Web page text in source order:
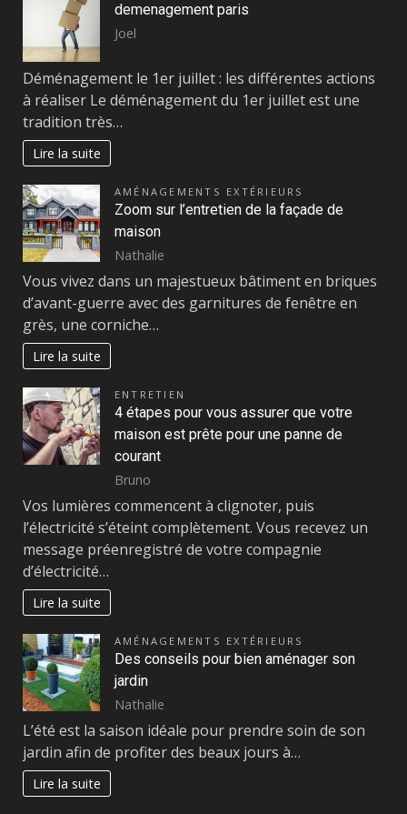
demenagement paris
Joel
Déménagement le 1er juillet : les différentes actions
à réaliser Le déménagement du 1er juillet est une
tradition très…
Lire la suite
AMÉNAGEMENTS EXTÉRIEURS
Zoom sur l’entretien de la façade de
maison
Nathalie
Vous vivez dans un majestueux bâtiment en briques
d’avant-guerre avec des garnitures de fenêtre en
grès, une corniche…
Lire la suite
ENTRETIEN
4 étapes pour vous assurer que votre
maison est prête pour une panne de
courant
Bruno
Vos lumières commencent à clignoter, puis
l’électricité s’éteint complètement. Vous recevez un
message préenregistré de votre compagnie
d’électricité…
Lire la suite
AMÉNAGEMENTS EXTÉRIEURS
Des conseils pour bien aménager son
jardin
Nathalie
L’été est la saison idéale pour prendre soin de son
jardin afin de profiter des beaux jours à…
Lire la suite